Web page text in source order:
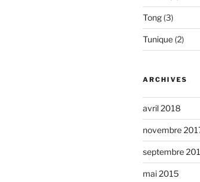
Tong(3)
Tunique(2)
ARCHIVES
avril 2018
novembre
septembre
mai 2015